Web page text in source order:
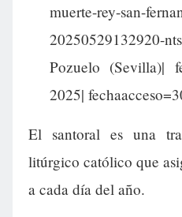
muerte-rey-san-
20250529132920-
Pozuelo (Sevilla)|
2025|
El santoral es una
litúrgico católico que
a cada día del año.